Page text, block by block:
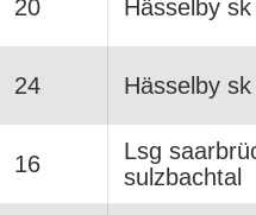
20 Hässelby sk
24 Hässelby sk
16
Lsg
sulzbachtal